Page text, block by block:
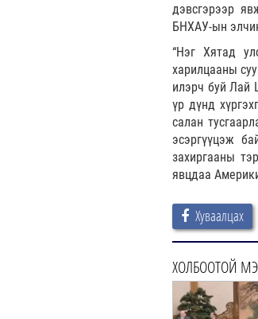
дэвсгэрээр
БНХАУ-ын
“Нэг Хятад
харилцааны
илэрч буй Лай
үр дүнд
салан
эсэргүүцэж
захиргааны
явцдаа
Хуваалцах
ХОЛБООТОЙ